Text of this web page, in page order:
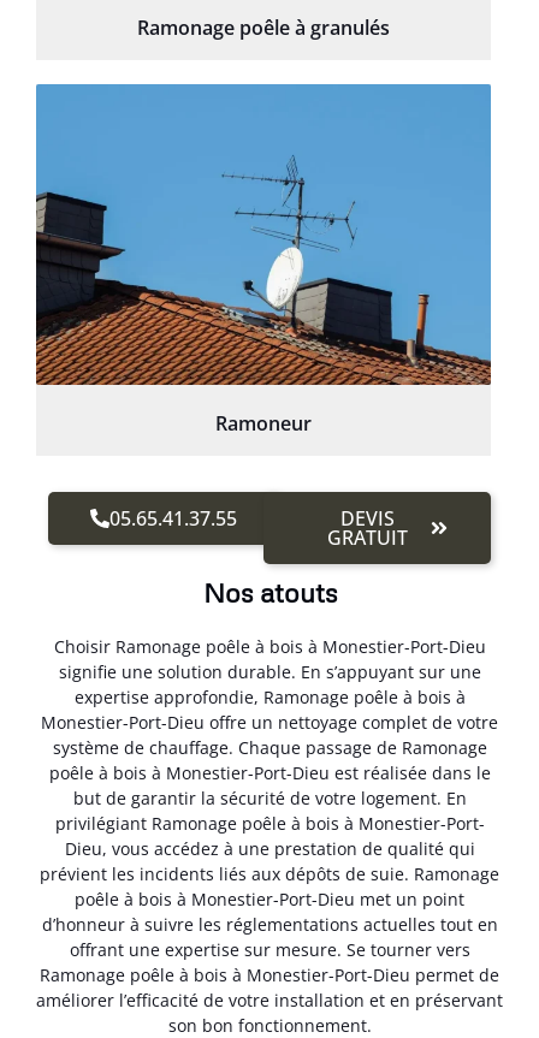
Ramonage poêle à granulés
Ramoneur
05.65.41.37.55 DEVIS
GRATUIT
Nos atouts
Choisir Ramonage poêle à bois à Monestier-Port-Dieu
signifie une solution durable. En s’appuyant sur une
expertise approfondie, Ramonage poêle à bois à
Monestier-Port-Dieu offre un nettoyage complet de votre
système de chauffage. Chaque passage de Ramonage
poêle à bois à Monestier-Port-Dieu est réalisée dans le
but de garantir la sécurité de votre logement. En
privilégiant Ramonage poêle à bois à Monestier-Port-
Dieu, vous accédez à une prestation de qualité qui
prévient les incidents liés aux dépôts de suie. Ramonage
poêle à bois à Monestier-Port-Dieu met un point
d’honneur à suivre les réglementations actuelles tout en
offrant une expertise sur mesure. Se tourner vers
Ramonage poêle à bois à Monestier-Port-Dieu permet de
améliorer l’efficacité de votre installation et en préservant
son bon fonctionnement.